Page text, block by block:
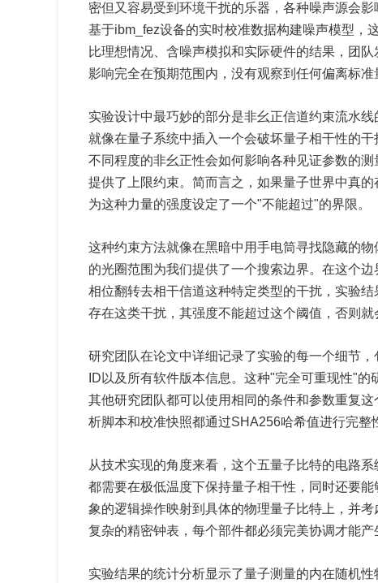
密但又容易受到环境干扰的乐器，各种噪声源会
基于ibm_fez设备的实时校准数据构建噪声模型，
比理想情况、含噪声模拟和实际硬件的结果，团
影响完全在预期范围内，没有观察到任何偏离标准
实验设计中最巧妙的部分是非幺正信道约束流水
就像在量子系统中插入一个会破坏量子相干性的
不同程度的非幺正性会如何影响各种见证参数的
提供了上限约束。简而言之，如果量子世界中真
为这种力量的强度设定了一个"不能超过"的界限。
这种约束方法就像在黑暗中用手电筒寻找隐藏的
的光圈范围为我们提供了一个搜索边界。在这个
相位翻转去相干信道这种特定类型的干扰，实验
存在这类干扰，其强度不能超过这个阈值，否则就
研究团队在论文中详细记录了实验的每一个细节
ID以及所有软件版本信息。这种"完全可重现性"
其他研究团队都可以使用相同的条件和参数重复
析脚本和校准快照都通过SHA256哈希值进行完整
从技术实现的角度来看，这个五量子比特的电路
都需要在极低温度下保持量子相干性，同时还要
象的逻辑操作映射到具体的物理量子比特上，并
复杂的精密钟表，每个部件都必须完美协调才能产
实验结果的统计分析显示了量子测量的内在随机